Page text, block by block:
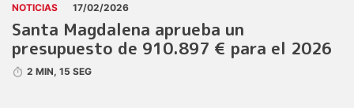
NOTICIAS 17/02/2026
Santa Magdalena aprueba un
presupuesto de 910.897 € para el 2026
2 MIN, 15 SEG